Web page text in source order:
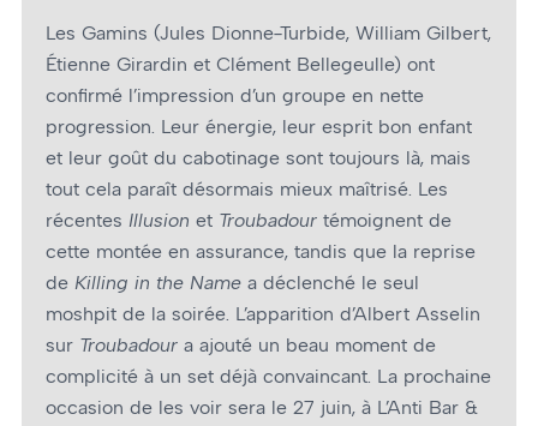
Les Gamins (Jules Dionne-Turbide, William Gilbert,
Étienne Girardin et Clément Bellegeulle) ont
confirmé l’impression d’un groupe en nette
progression. Leur énergie, leur esprit bon enfant
et leur goût du cabotinage sont toujours là, mais
tout cela paraît désormais mieux maîtrisé. Les
récentes Illusion et Troubadour témoignent de
cette montée en assurance, tandis que la reprise
de Killing in the Name a déclenché le seul
moshpit de la soirée. L’apparition d’Albert Asselin
sur Troubadour a ajouté un beau moment de
complicité à un set déjà convaincant. La prochaine
occasion de les voir sera le 27 juin, à L’Anti Bar &